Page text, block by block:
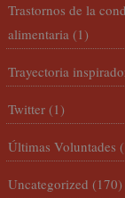
Trastornos de la
alimentaria (1)
Trayectoria
Twitter (1)
Últimas Voluntades
Uncategorized (170)